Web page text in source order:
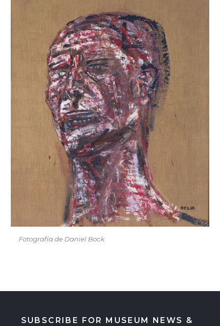
Fotografía de Daniel Bock
SUBSCRIBE FOR MUSEUM NEWS &